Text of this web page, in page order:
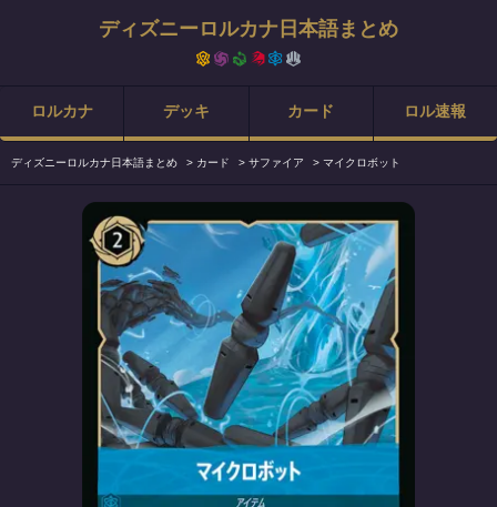
ディズニーロルカナ日本語まとめ
ロルカナ デッキ カード ロル速報
ディズニーロルカナ日本語まとめ > カード > サファイア > マイクロボット